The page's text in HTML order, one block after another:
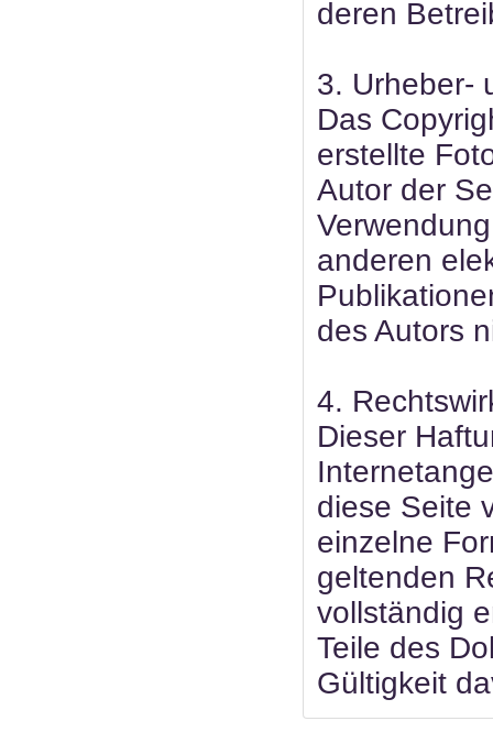
deren
3. Urheber-
Das
erstellte
Autor der
anderen
des Autors
4.
Dieser
diese Seite
einzelne
geltenden
vollständig
Teile des
Gültigkeit